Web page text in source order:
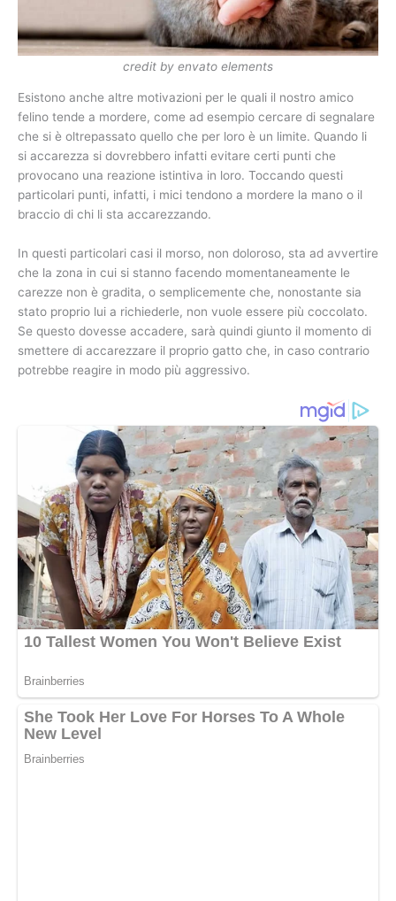
credit by envato elements
Esistono anche altre motivazioni per le quali il nostro amico
felino tende a mordere, come ad esempio cercare di segnalare
che si è oltrepassato quello che per loro è un limite. Quando li
si accarezza si dovrebbero infatti evitare certi punti che
provocano una reazione istintiva in loro. Toccando questi
particolari punti, infatti, i mici tendono a mordere la mano o il
braccio di chi li sta accarezzando.
In questi particolari casi il morso, non doloroso, sta ad avvertire
che la zona in cui si stanno facendo momentaneamente le
carezze non è gradita, o semplicemente che, nonostante sia
stato proprio lui a richiederle, non vuole essere più coccolato.
Se questo dovesse accadere, sarà quindi giunto il momento di
smettere di accarezzare il proprio gatto che, in caso contrario
potrebbe reagire in modo più aggressivo.